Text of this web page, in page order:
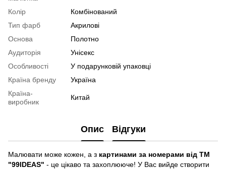
Колір
Комбінований
Тип фарб
Акрилові
Основа
Полотно
Аудиторія
Унісекс
Особливості
У подарунковій упаковці
Країна бренду
Україна
Країна-
виробник
Китай
Опис Відгуки
Малювати може кожен, а з картинами за номерами від ТМ
"99IDEAS" - це цікаво та захоплююче! У Вас вийде створити